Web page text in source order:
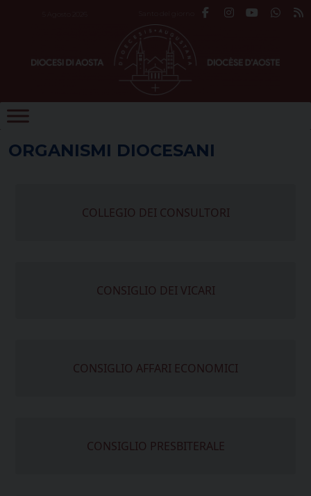
ORGANISMI DIOCESANI
COLLEGIO DEI CONSULTORI
CONSIGLIO DEI VICARI
CONSIGLIO AFFARI ECONOMICI
CONSIGLIO PRESBITERALE